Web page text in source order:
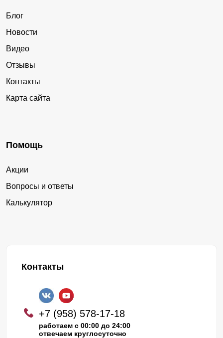
Блог
Новости
Видео
Отзывы
Контакты
Карта сайта
Помощь
Акции
Вопросы и ответы
Калькулятор
Контакты
+7 (958) 578-17-18
работаем с 00:00 до 24:00
отвечаем круглосуточно